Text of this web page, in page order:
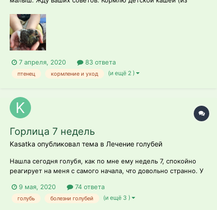
приходиться открывать насильно, но содержимое шприца
проглотил. Через час попробую ещё покормить.
7 апреля, 2020 83 ответа
птенец кормление и уход (и ещё 2 )
Горлица 7 недель
Kasatka опубликовал тема в Лечение голубей
Нашла сегодня голубя, как по мне ему недель 7, спокойно
реагирует на меня с самого начала, что довольно странно. У
крыльями и сверху шеи(больше всего). Забрала с улицы ибо
увидела как на него уже охотился кот. Я отпарила перловую
9 мая, 2020 74 ответа
голубь болезни голубей (и ещё 3 )